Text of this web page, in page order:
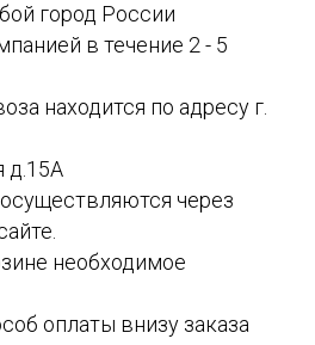
город России
в течение 2 - 5
находится по адресу г.
д.15А
через
необходимое
оплаты внизу заказа